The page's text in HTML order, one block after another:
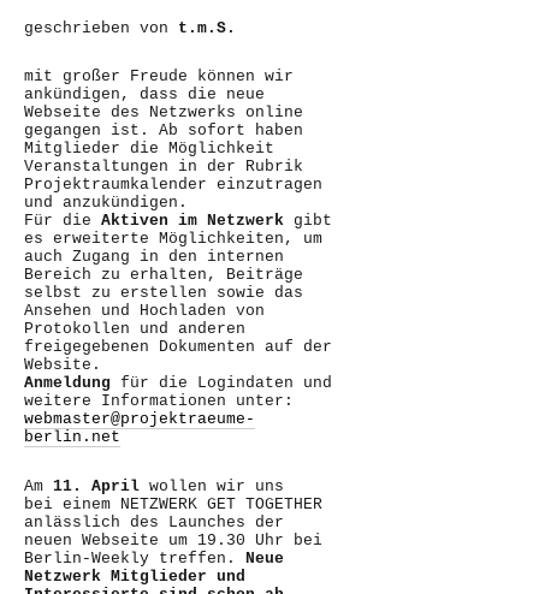
geschrieben von t.m.S.
mit großer Freude können wir
ankündigen, dass die neue
Webseite des Netzwerks online
gegangen ist. Ab sofort haben
Mitglieder die Möglichkeit
Veranstaltungen in der Rubrik
Projektraumkalender einzutragen
und anzukündigen.
Für die Aktiven im Netzwerk gibt
es erweiterte Möglichkeiten, um
auch Zugang in den internen
Bereich zu erhalten, Beiträge
selbst zu erstellen sowie das
Ansehen und Hochladen von
Protokollen und anderen
freigegebenen Dokumenten auf der
Website.
Anmeldung für die Logindaten und
weitere Informationen unter:
webmaster@projektraeume-
berlin.net
Am 11. April wollen wir uns
bei einem NETZWERK GET TOGETHER
anlässlich des Launches der
neuen Webseite um 19.30 Uhr bei
Berlin-Weekly treffen. Neue
Netzwerk Mitglieder und